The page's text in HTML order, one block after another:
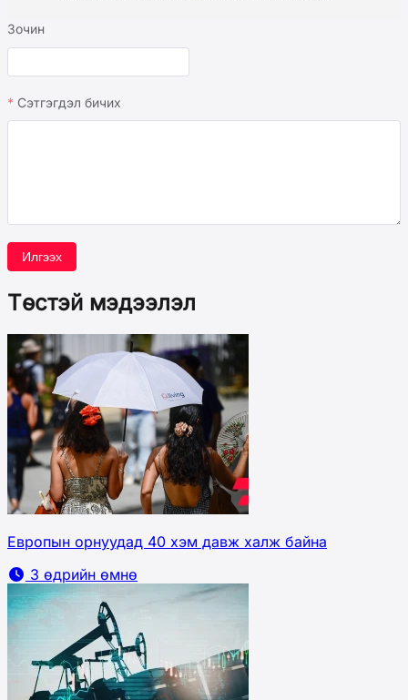
Зочин
Сэтгэгдэл бичих
Илгээх
Төстэй мэдээлэл
Европын орнуудад 40 хэм давж халж байна
3 өдрийн өмнө